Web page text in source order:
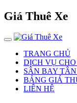
Giá Thuê Xe
TRANG CHỦ
DỊCH VỤ
SÂN BAY
BẢNG GIÁ
LIÊN HỆ